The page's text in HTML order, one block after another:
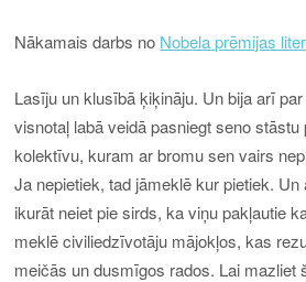
Nākamais darbs no Nobela prēmijas
Lasīju un klusībā ķiķināju. Un bija arī
visnotaļ labā veidā pasniegt seno
kolektīvu, kuram ar bromu sen vairs
Ja nepietiek, tad jāmeklē kur pietiek.
ikurāt neiet pie sirds, ka viņu pakļautie
meklē civiliedzīvotāju mājokļos, kas
meičās un dusmīgos rados. Lai mazliet